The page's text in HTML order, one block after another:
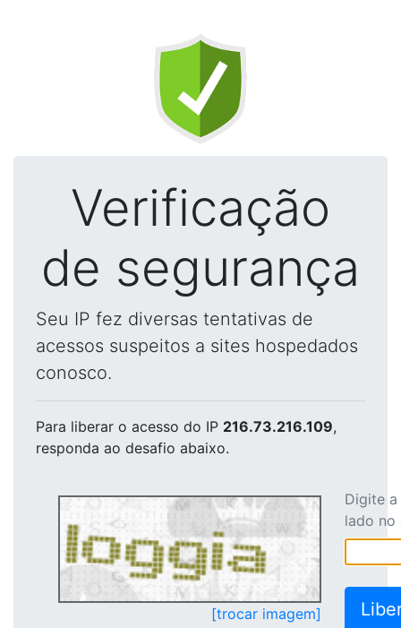
Verificação
de segurança
Seu IP fez diversas tentativas de
acessos suspeitos a sites hospedados
conosco.
Para liberar o acesso do IP 216.73.216.109,
responda ao desafio abaixo.
[trocar imagem]
Digite
lado no